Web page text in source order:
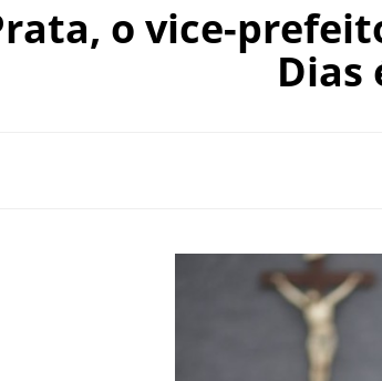
o vice-
Dias